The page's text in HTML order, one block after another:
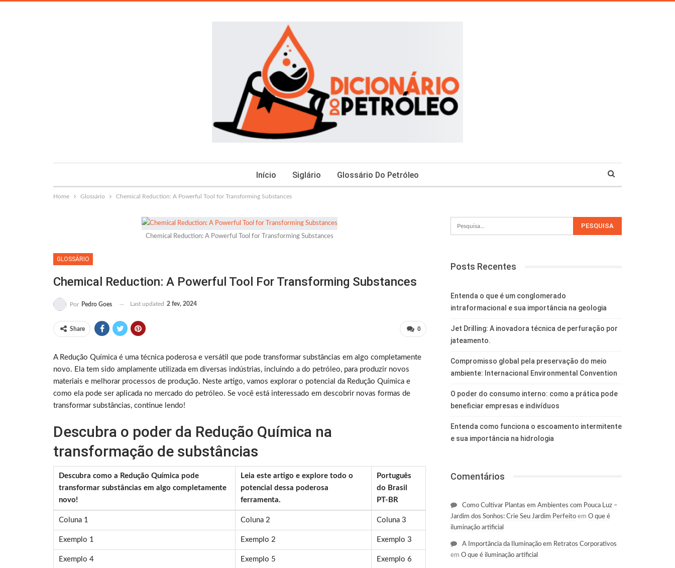
Início Siglário Glossário Do Petróleo
Home Glossário Chemical Reduction: A Powerful Tool for Transforming Substances
Chemical Reduction: A Powerful Tool for Transforming Substances
GLOSSÁRIO
Chemical Reduction: A Powerful Tool For Transforming Substances
Por Pedro Goes Last updated 2 fev, 2024
0
Share
A Redução Química é uma técnica poderosa e versátil que pode transformar substâncias em algo completamente
novo. Ela tem sido amplamente utilizada em diversas indústrias, incluindo a do petróleo, para produzir novos
materiais e melhorar processos de produção. Neste artigo, vamos explorar o potencial da Redução Química e
como ela pode ser aplicada no mercado do petróleo. Se você está interessado em descobrir novas formas de
transformar substâncias, continue lendo!
Descubra o poder da Redução Química na
transformação de substâncias
Descubra como a Redução Química pode
transformar substâncias em algo completamente
novo!
Leia este artigo e explore todo o
potencial dessa poderosa
ferramenta.
Português
do Brasil
PT-BR
Coluna 1 Coluna 2 Coluna 3
Exemplo 1 Exemplo 2 Exemplo 3
Exemplo 4 Exemplo 5 Exemplo 6
Posts Recentes
Entenda o que é um conglomerado
intraformacional e sua importância na geologia
Jet Drilling: A inovadora técnica de perfuração por
jateamento.
Compromisso global pela preservação do meio
ambiente: Internacional Environmental Convention
O poder do consumo interno: como a prática pode
beneficiar empresas e indivíduos
Entenda como funciona o escoamento intermitente
e sua importância na hidrologia
Comentários
Como Cultivar Plantas em Ambientes com Pouca Luz –
Jardim dos Sonhos: Crie Seu Jardim Perfeitoem O que é
iluminação artificial
A Importância da Iluminação em Retratos Corporativos
em O que é iluminação artificial